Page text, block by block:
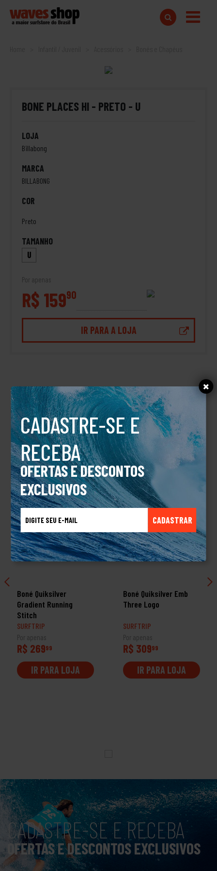
CADASTRE-SE E
RECEBA
OFERTAS E DESCONTOS
EXCLUSIVOS
CADASTRAR
Home
BONE PLACES HI - PRETO - U
LOJA
Billabong
MARCA
BILLABONG
COR
Preto
TAMANHO
U
Por apenas
R$ 15990
IR PARA A LOJA
DESCRIÇÃO
BONE PLACES HI
TALVEZ VOCÊ TAMBÉM GOSTE
Boné Quiksilver
Gradient Running
Stitch
SURFTRIP
Por apenas
R$ 26999
IR PARA LOJA
Boné Quiksilver Emb
Three Logo
SURFTRIP
Por apenas
R$ 30999
IR PARA LOJA
CADASTRE-SE E RECEBA
OFERTAS E DESCONTOS EXCLUSIVOS